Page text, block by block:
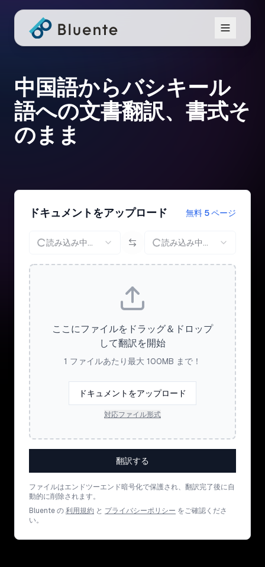
中国語からバシキール
語への文書翻訳、書式そ
のまま
ドキュメントをアップロード 無料 5 ページ
読み込み中... 読み込み中...
ここにファイルをドラッグ＆ドロップ
して翻訳を開始
1 ファイルあたり最大 100MB まで！
ドキュメントをアップロード
対応ファイル形式
翻訳する
ファイルはエンドツーエンド暗号化で保護され、翻訳完了後に自
動的に削除されます。
Bluente の利用規約 と プライバシーポリシー をご確認くださ
い。